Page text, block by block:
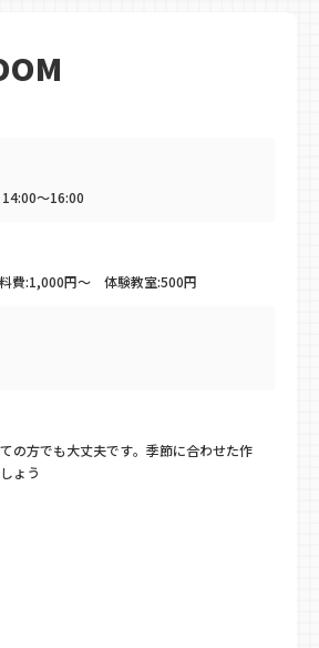
～16:00
費:1,000円～ 体験教室:500円
の方でも大丈夫です。季節に合わせた作
ょう